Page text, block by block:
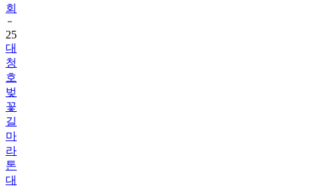
회
25
대
청
호
벚
꽃
길
마
라
톤
대